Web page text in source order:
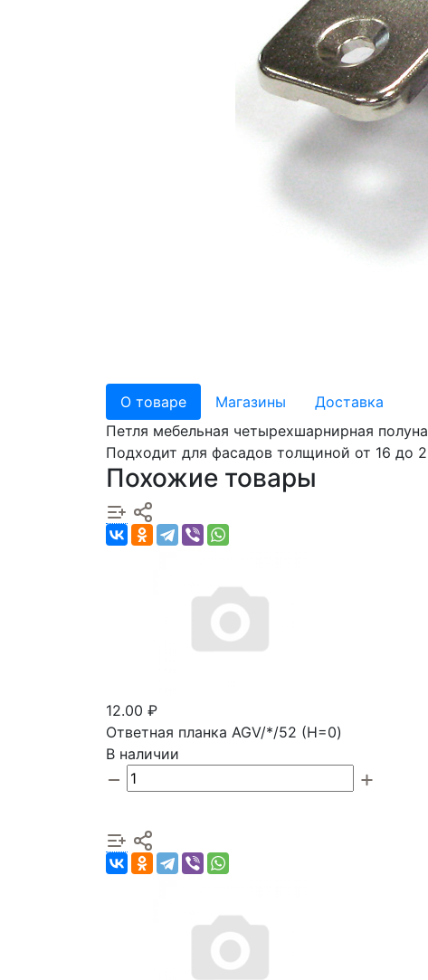
О товаре Магазины
Доставка
Петля мебельная четырехшарнирная
Подходит для фасадов толщиной от 16 до
Похожие товары
12.00 ₽
Ответная планка AGV/*/52 (Н=0)
В наличии